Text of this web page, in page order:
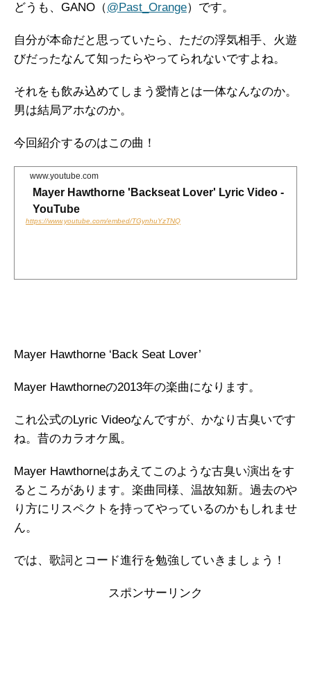
b
o
o
k
t
e
r
a
どうも、GANO（@Past_Orange）です。
自分が本命だと思っていたら、ただの浮気相手、火遊
びだったなんて知ったらやってられないですよね。
それをも飲み込めてしまう愛情とは一体なんなのか。
男は結局アホなのか。
今回紹介するのはこの曲！
www.youtube.com
Mayer Hawthorne 'Backseat Lover' Lyric Video -
YouTube
https://www.youtube.com/embed/TGynhuYzTNQ
Mayer Hawthorne ‘Back Seat Lover’
Mayer Hawthorneの2013年の楽曲になります。
これ公式のLyric Videoなんですが、かなり古臭いです
ね。昔のカラオケ風。
Mayer Hawthorneはあえてこのような古臭い演出をす
るところがあります。楽曲同様、温故知新。過去のや
り方にリスペクトを持ってやっているのかもしれませ
ん。
では、歌詞とコード進行を勉強していきましょう！
スポンサーリンク